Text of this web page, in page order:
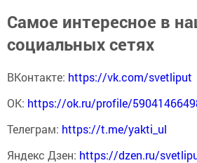
Самое интересное в
социальных сетях
ВКонтакте: https://vk.com/svetliput
ОК: https://ok.ru/profile/
Телеграм: https://t.me/yakti_ul
Яндекс Дзен: https://dzen.ru/